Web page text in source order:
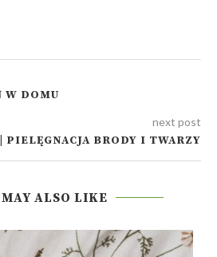
W DOMU
next post
PIELĘGNACJA BRODY I TWARZY
ALSO LIKE